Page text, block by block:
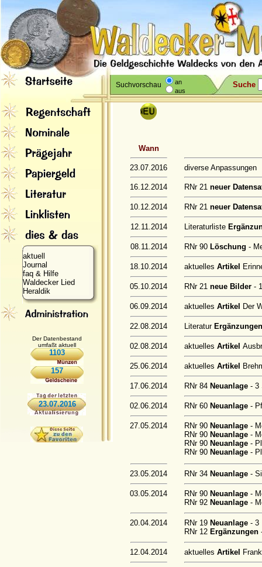
Suchvorschau
an
aus
Suche
aktuell
Journal
faq & Hilfe
Waldecker Lied
Heraldik
Der Datenbestand
umfaßt aktuell
1103
157
23.07.2016
Wann
23.07.2016 diverse Anpassungen
16.12.2014 RNr 21 neuer
10.12.2014 RNr 21 neuer
12.11.2014 Literaturliste
08.11.2014 RNr 90 Löschung -
18.10.2014 aktuelles Artikel
05.10.2014 RNr 21 neue Bilder -
06.09.2014 aktuelles Artikel Der
22.08.2014 Literatur
02.08.2014 aktuelles Artikel
25.06.2014 aktuelles Artikel
17.06.2014 RNr 84 Neuanlage - 3
02.06.2014 RNr 60 Neuanlage -
27.05.2014 RNr 90 Neuanlage -
RNr 90 Neuanlage -
RNr 90 Neuanlage -
RNr 90 Neuanlage -
23.05.2014 RNr 34 Neuanlage -
03.05.2014 RNr 90 Neuanlage -
RNr 92 Neuanlage -
20.04.2014 RNr 19 Neuanlage - 3
RNr 12 Ergänzungen
12.04.2014 aktuelles Artikel